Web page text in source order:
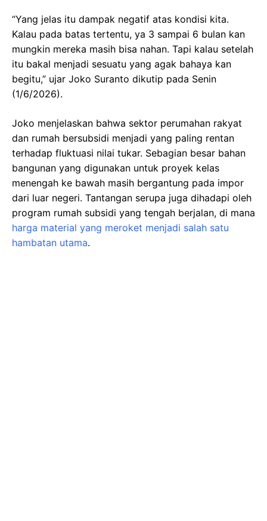
“Yang jelas itu dampak negatif atas kondisi kita.
Kalau pada batas tertentu, ya 3 sampai 6 bulan kan
mungkin mereka masih bisa nahan. Tapi kalau setelah
itu bakal menjadi sesuatu yang agak bahaya kan
begitu,” ujar Joko Suranto dikutip pada Senin
(1/6/2026).
Joko menjelaskan bahwa sektor perumahan rakyat
dan rumah bersubsidi menjadi yang paling rentan
terhadap fluktuasi nilai tukar. Sebagian besar bahan
bangunan yang digunakan untuk proyek kelas
menengah ke bawah masih bergantung pada impor
dari luar negeri. Tantangan serupa juga dihadapi oleh
program rumah subsidi yang tengah berjalan, di mana
harga material yang meroket menjadi salah satu
hambatan utama.